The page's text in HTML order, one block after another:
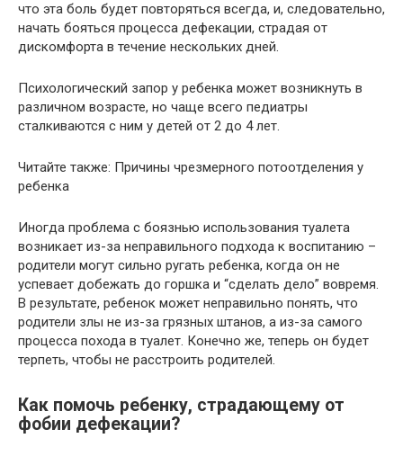
что эта боль будет повторяться всегда, и, следовательно,
начать бояться процесса дефекации, страдая от
дискомфорта в течение нескольких дней.
Психологический запор у ребенка может возникнуть в
различном возрасте, но чаще всего педиатры
сталкиваются с ним у детей от 2 до 4 лет.
Читайте также: Причины чрезмерного потоотделения у
ребенка
Иногда проблема с боязнью использования туалета
возникает из-за неправильного подхода к воспитанию –
родители могут сильно ругать ребенка, когда он не
успевает добежать до горшка и “сделать дело” вовремя.
В результате, ребенок может неправильно понять, что
родители злы не из-за грязных штанов, а из-за самого
процесса похода в туалет. Конечно же, теперь он будет
терпеть, чтобы не расстроить родителей.
Как помочь ребенку, страдающему от
фобии дефекации?